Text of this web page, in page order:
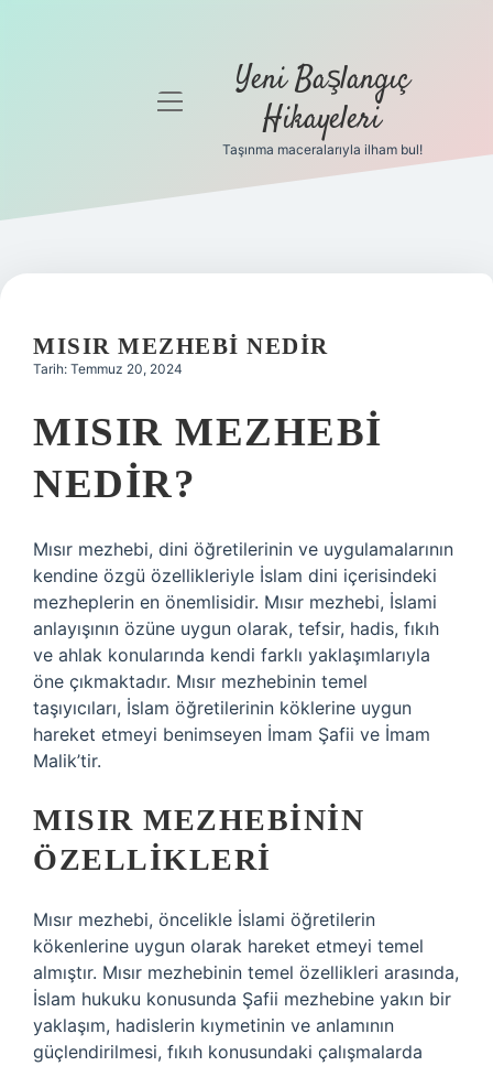
Gizlilik
Hakkımızda
menüyü
Yeni Başlangıç
Hikayeleri
Taşınma maceralarıyla ilham bul!
MISIR MEZHEBI NEDIR
Tarih: Temmuz 20, 2024
MISIR MEZHEBI
NEDIR?
Mısır mezhebi, dini öğretilerinin ve uygulamalarının
kendine özgü özellikleriyle İslam dini içerisindeki
mezheplerin en önemlisidir. Mısır mezhebi, İslami
anlayışının özüne uygun olarak, tefsir, hadis, fıkıh
ve ahlak konularında kendi farklı yaklaşımlarıyla
öne çıkmaktadır. Mısır mezhebinin temel
taşıyıcıları, İslam öğretilerinin köklerine uygun
hareket etmeyi benimseyen İmam Şafii ve İmam
Malik’tir.
MISIR MEZHEBININ
ÖZELLIKLERI
Mısır mezhebi, öncelikle İslami öğretilerin
kökenlerine uygun olarak hareket etmeyi temel
almıştır. Mısır mezhebinin temel özellikleri arasında,
İslam hukuku konusunda Şafii mezhebine yakın bir
yaklaşım, hadislerin kıymetinin ve anlamının
güçlendirilmesi, fıkıh konusundaki çalışmalarda